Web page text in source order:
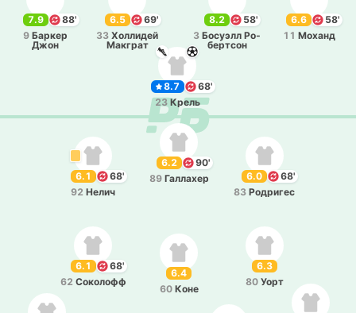
8.2 58'
3 Бо­суэлл Ро­
бе­ртсон
6.5
69'
33 Хо­лли­дей
Ма­кграт
7.9
88'
9 Баркер
Джон
6.6
58'
11 Моханд
8.7
68'
23 Крель
6.3
80 Уорт
6.1
68'
62 Со­ко­лофф
6.4
60 Коне
6.2
90'
89 Га­лла­хер
6.1
68'
92 Нелич
6.0
68'
83 Ро­дри­гес